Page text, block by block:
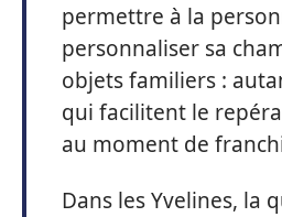
permettre à la
personnaliser sa
objets familiers :
qui facilitent le
au moment de
Dans les Yvelines, la